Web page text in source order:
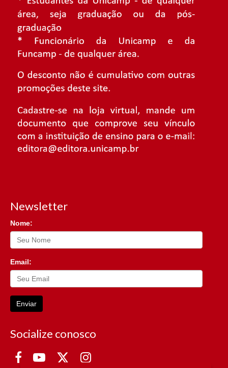
Newsletter
Nome:
Email:
Enviar
Socialize conosco